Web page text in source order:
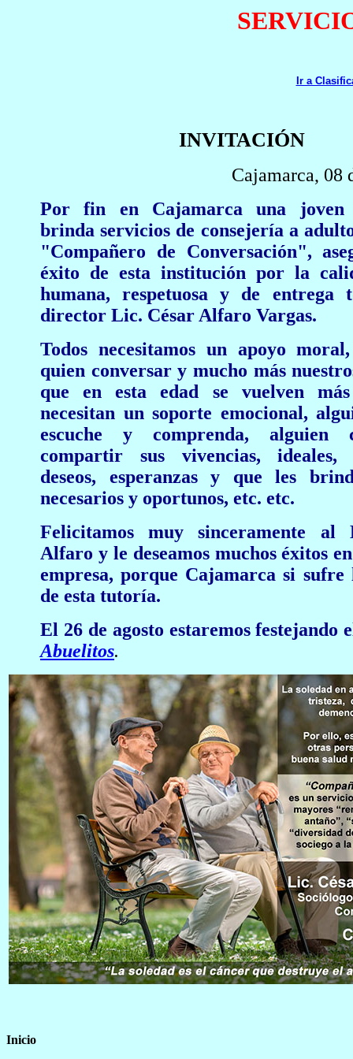
Ir a
INVITACIÓN
Cajamarca, 08
Por fin en Cajamarca una joven
brinda servicios de consejería a
"Compañero de Conversación",
éxito de esta institución por la
humana, respetuosa y de entrega
director Lic. César Alfaro Vargas.
Todos necesitamos un apoyo
quien conversar y mucho más
que en esta edad se vuelven
necesitan un soporte emocional,
escuche y comprenda, alguien
compartir sus vivencias, ideales,
deseos, esperanzas y que les
necesarios y oportunos, etc. etc.
Felicitamos muy sinceramente al
Alfaro y le deseamos muchos éxitos
empresa, porque Cajamarca si sufre
de esta tutoría.
El 26 de agosto estaremos festejando
Abuelitos.
Inicio